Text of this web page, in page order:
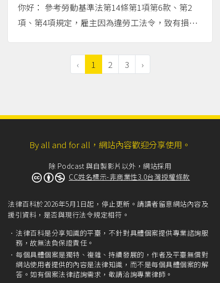
你好： 參考勞動基準法第14條第1項第6款、第2
項、第4項規定，雇主因為違勞工法令，致有損害
30日內，或在知悉損害結果的30日內向雇主提出終
止契約的要求，雇主應依照勞動基準法第17條規定
‹ 1 2 3 ›
By all and for all，網站內容歡迎分享使用。
除 Podcast 與自製影片以外，網站採用
CC姓名標示-非商業性3.0台灣授權條款
法律百科於2026年5月1日起，停止更新。請讀者留意網站內容及
援引資料，是否與現行法令規定相符。
法律百科是分享知識的平臺，不針對具體個案提供專業諮詢服
務，故無法負保證責任。
每個具體個案是獨特、複雜、持續發展的，作者及平臺無償對
網站使用者提供的內容是法律知識，而不是每個具體個案的解
答。如有個案法律諮詢需求，敬請洽詢專業律師。